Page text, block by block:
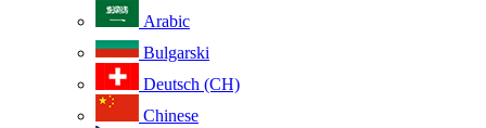
Arabic
Bulgarski
Deutsch (CH)
Chinese